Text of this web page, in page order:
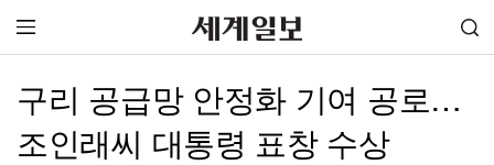
구리 공급망 안정화 기여 공로…
조인래씨 대통령 표창 수상